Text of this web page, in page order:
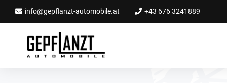
info@gepflanzt-automobile.at +43 676 3241889